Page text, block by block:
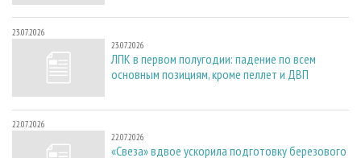
23.07.2026
23.07.2026
ЛПК в первом полугодии: падение по всем
основным позициям, кроме пеллет и ДВП
22.07.2026
22.07.2026
«Свеза» вдвое ускорила подготовку березового